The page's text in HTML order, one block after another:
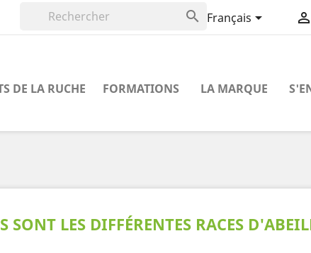
 Français 
DE LA RUCHE FORMATIONS LA MARQUE
SONT LES DIFFÉRENTES RACES